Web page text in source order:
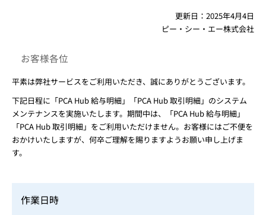
更新日： 2025年4月4日
ピー・シー・エー株式会社
お客様各位
平素は弊社サービスをご利用いただき、誠にありがとうございます。
下記日程に「PCA Hub 給与明細」「PCA Hub 取引明細」のシステム
メンテナンスを実施いたします。期間中は、「PCA Hub 給与明細」
「PCA Hub 取引明細」をご利用いただけません。お客様にはご不便を
おかけいたしますが、何卒ご理解を賜りますようお願い申し上げま
す。
作業日時